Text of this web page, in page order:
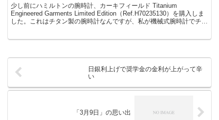
少し前にハミルトンの腕時計、カーキフィールド Titanium
Engineered Garments Limited Edition（Ref.H70235130）を購入しま
した。これはチタン製の腕時計なんですが、私が機械式腕時計でチタ
日銀利上げで奨学金の金利が上がって辛
い
「3月9日」の思い出